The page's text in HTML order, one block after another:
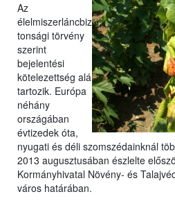
Az
élelmiszerláncbiz
tonsági törvény
szerint
bejelentési
kötelezettség alá
tartozik. Európa
néhány
országában
évtizedek óta,
nyugati és déli szomszédainknál
2013 augusztusában észlelte
Kormányhivatal Növény- és
város határában.